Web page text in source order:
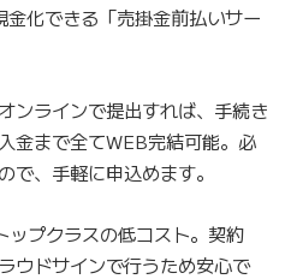
化できる「売掛金前払いサー
ンラインで提出すれば、手続き
金まで全てWEB完結可能。必
で、手軽に申込めます。
プクラスの低コスト。契約
ウドサインで行うため安心で